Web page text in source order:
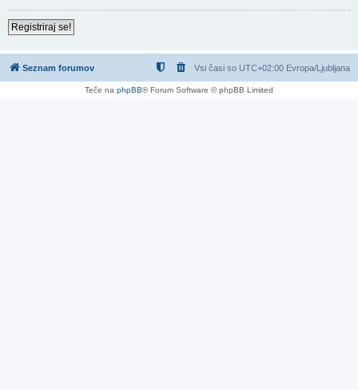
Registriraj se!
Seznam forumov Vsi časi so UTC+02:00 Evropa/Ljubljana
Teče na phpBB® Forum Software © phpBB Limited